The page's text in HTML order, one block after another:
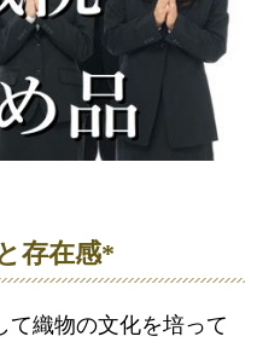
存在感*
て織物の文化を培って